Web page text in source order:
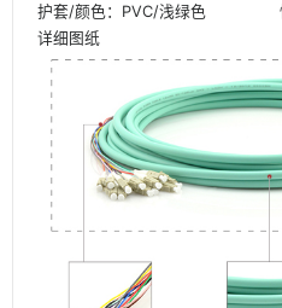
护套/颜色：PVC/浅绿色
详细图纸